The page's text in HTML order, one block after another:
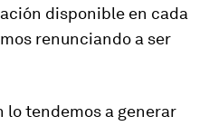
disponible en cada
renunciando a ser
lo tendemos a generar